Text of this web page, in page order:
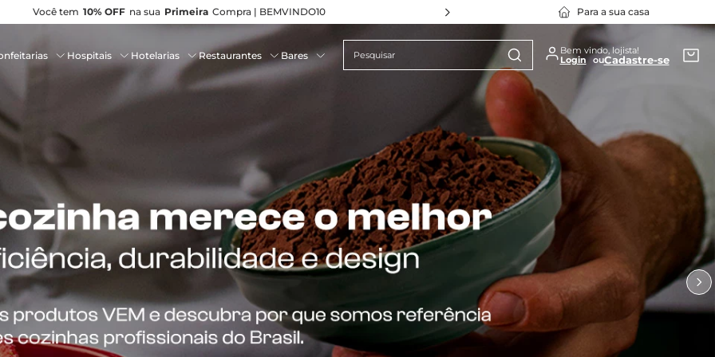
Você tem 10% OFF na sua Primeira Compra | BEMVINDO10 Para a sua casa
Hospitais Hotelarias Restaurantes Bares
Pesquisar Bem vindo, lojista!
Cadastre-se
Policarbonato
2º Travessa Stillo
3º Cuba Gn
4º Bowl
5º Silicone
6º Prato
7º Tapete